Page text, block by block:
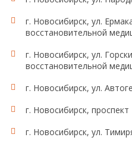
г. Новосибирск, ул.
восстановительной
г. Новосибирск, ул.
восстановительной
г. Новосибирск, ул.
г. Новосибирск,
г. Новосибирск, ул.